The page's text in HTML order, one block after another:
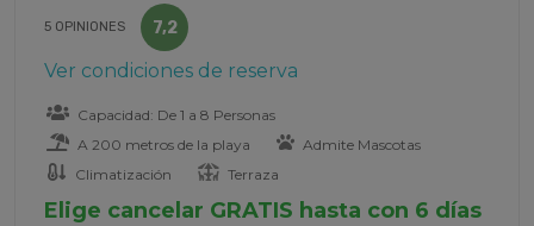
5 OPINIONES 7,2
Ver condiciones de reserva
Capacidad: De 1 a 8 Personas
A 200 metros de la playa
Admite Mascotas
Climatización
Terraza
Elige cancelar GRATIS hasta con 6 días